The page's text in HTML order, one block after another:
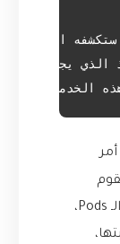
Kubernetes بكل العمل الشاق: إنشاء الـ Pods،